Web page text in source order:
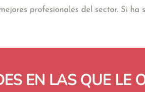
profesionales del sector. Si
EN LAS QUE LE